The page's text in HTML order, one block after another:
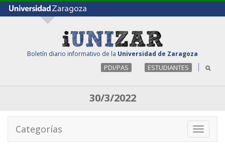
Boletín diario informativo de la Universidad de Zaragoza
PDI/PAS ESTUDIANTES
30/3/2022
Toggle
Categorías